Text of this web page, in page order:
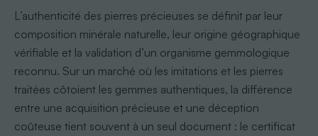
L’authenticité des pierres précieuses se définit par leur
composition minérale naturelle, leur origine géographique
vérifiable et la validation d’un organisme gemmologique
reconnu. Sur un marché où les imitations et les pierres
traitées côtoient les gemmes authentiques, la différence
entre une acquisition précieuse et une déception
coûteuse tient souvent à un seul document : le certificat